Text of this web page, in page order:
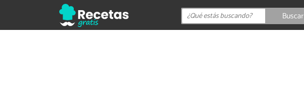
Buscar